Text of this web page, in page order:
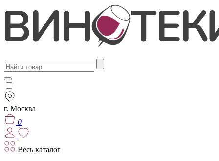
г. Москва
0
Весь каталог